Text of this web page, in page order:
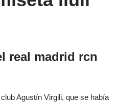
real madrid rcn
Agustín Virgili, que se había